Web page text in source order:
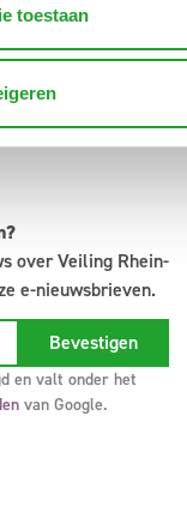
toestaan
over Veiling Rhein-
e-nieuwsbrieven.
en valt onder het
van Google.